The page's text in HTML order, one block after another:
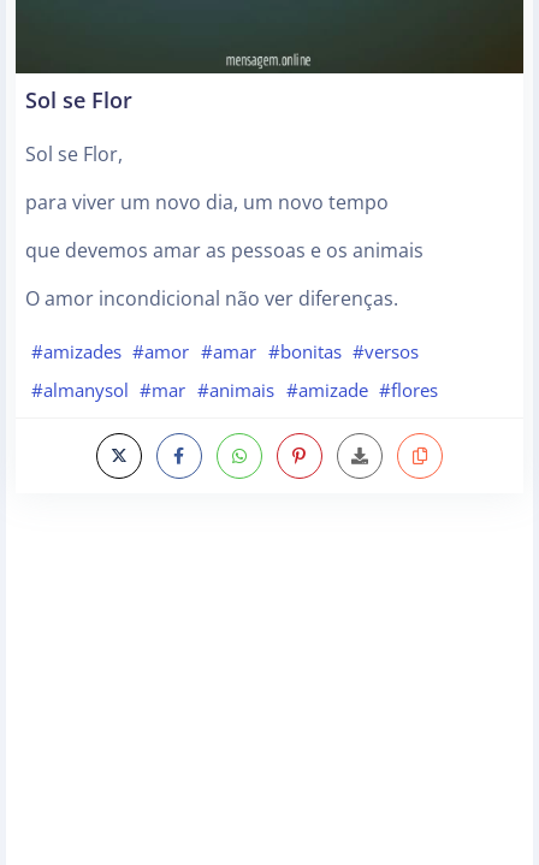
Sol se Flor
Sol se Flor,
para viver um novo dia, um novo tempo
que devemos amar as pessoas e os animais
O amor incondicional não ver diferenças.
#amizades #amor #amar #bonitas #versos
#almanysol #mar #animais #amizade #flores